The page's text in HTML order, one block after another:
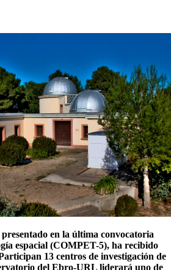
en la última convocatoria
espacial (COMPET-5), ha recibido
13 centros de investigación de
del Ebro-URL liderará uno de